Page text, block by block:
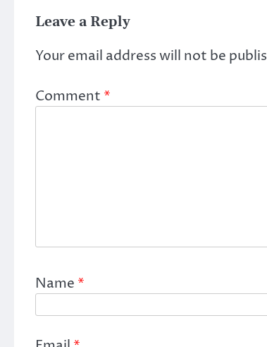
Leave a Reply
Your email address will not be
Comment *
Name *